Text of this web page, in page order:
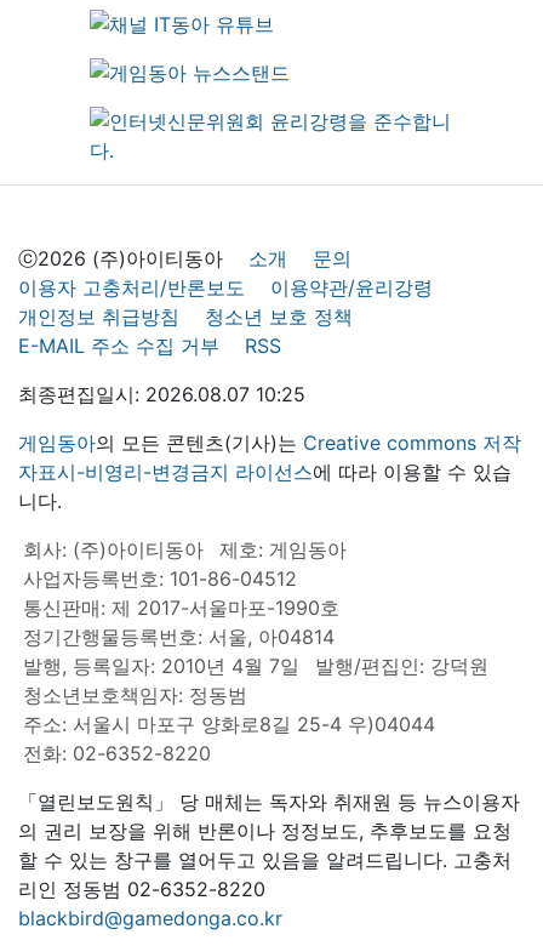
ⓒ2026 (주)아이티동아 소개
문의
이용자 고충처리/반론보도
이용약관/윤리강령
개인정보 취급방침
청소년 보호 정책
E-MAIL 주소 수집 거부
RSS
최종편집일시: 2026.08.07 10:25
게임동아의 모든 콘텐츠(기사)는 Creative commons 저작
자표시-비영리-변경금지 라이선스에 따라 이용할 수 있습
니다.
회사: (주)아이티동아
제호: 게임동아
사업자등록번호: 101-86-04512
통신판매: 제 2017-서울마포-1990호
정기간행물등록번호: 서울, 아04814
발행, 등록일자: 2010년 4월 7일
발행/편집인: 강덕원
청소년보호책임자: 정동범
주소: 서울시 마포구 양화로8길 25-4 우)04044
전화: 02-6352-8220
「열린보도원칙」 당 매체는 독자와 취재원 등 뉴스이용자
의 권리 보장을 위해 반론이나 정정보도, 추후보도를 요청
할 수 있는 창구를 열어두고 있음을 알려드립니다. 고충처
리인 정동범 02-6352-8220
blackbird@gamedonga.co.kr